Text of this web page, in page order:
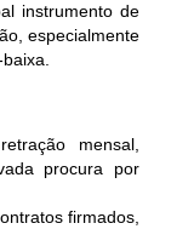
instrumento de
especialmente
mensal,
procura por
firmados,